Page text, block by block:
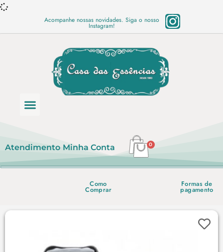
Acompanhe nossas novidades. Siga o nosso
Instagram!
Atendimento Minha Conta 0
Como
Comprar
Formas de
pagamento